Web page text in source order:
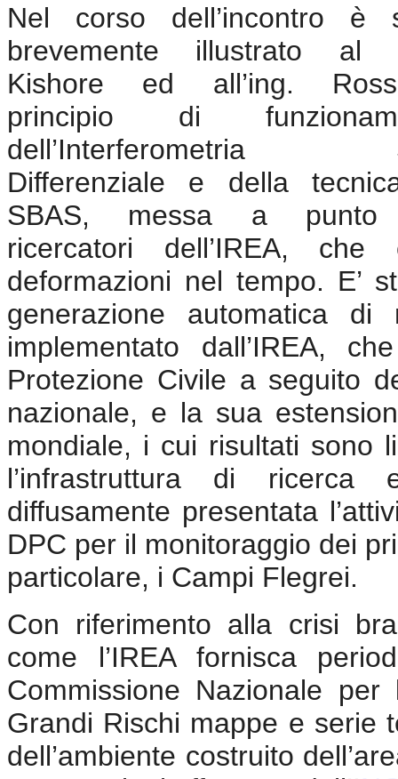
Nel corso dell’incontro è
brevemente illustrato al
Kishore ed all’ing.
principio di
dell’Interferometria
Differenziale e della
SBAS, messa a punto
ricercatori dell’IREA,
deformazioni nel tempo. E’
generazione automatica
implementato dall’IREA, che
Protezione Civile a seguito
nazionale, e la sua
mondiale, i cui risultati sono
l’infrastruttura di ricerca
diffusamente presentata
DPC per il monitoraggio dei
particolare, i Campi Flegrei.
Con riferimento alla crisi
come l’IREA fornisca
Commissione Nazionale
Grandi Rischi mappe e serie
dell’ambiente costruito